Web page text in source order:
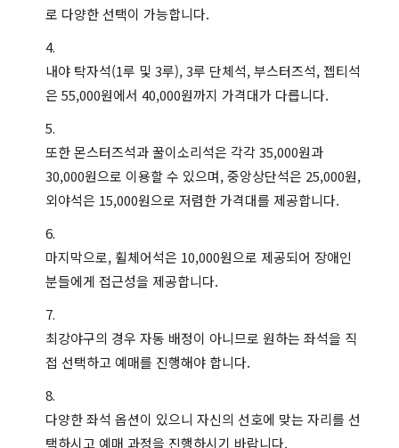
로 다양한 선택이 가능합니다.
내야 탁자석(1루 및 3루), 3루 단체석, 부스터즈석, 젭티석
은 55,000원에서 40,000원까지 가격대가 다릅니다.
또한 몬스터즈석과 꿀이소리석은 각각 35,000원과
30,000원으로 이용할 수 있으며, 중앙상단석은 25,000원,
외야석은 15,000원으로 저렴한 가격대를 제공합니다.
마지막으로, 휠체어석은 10,000원으로 제공되어 장애인
분들에게 접근성을 제공합니다.
최강야구의 경우 자동 배정이 아니므로 원하는 좌석을 직
접 선택하고 예매를 진행해야 합니다.
다양한 좌석 옵션이 있으니 자신의 선호에 맞는 자리를 선
택하시고 예매 과정을 진행하시기 바랍니다.